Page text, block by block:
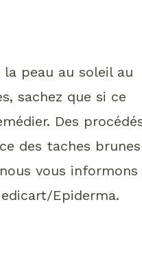
peau au soleil au
sachez que si ce
Des
des taches brunes
vous informons
Epiderma.